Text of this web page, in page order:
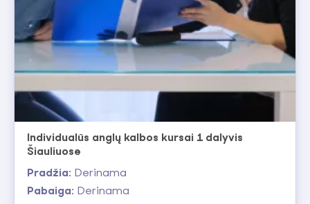
Individualūs anglų kalbos kursai 1 dalyvis
Šiauliuose
Pradžia: Derinama
Pabaiga: Derinama